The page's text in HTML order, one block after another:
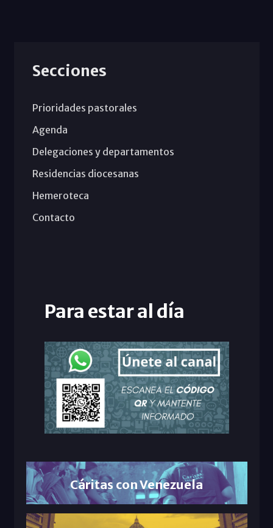
Secciones
Prioridades pastorales
Agenda
Delegaciones y departamentos
Residencias diocesanas
Hemeroteca
Contacto
Para estar al día
Cáritas con Venezuela